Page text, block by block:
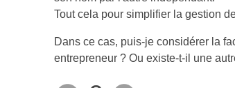
Tout cela pour simplifier la gestion
Dans ce cas, puis-je considérer la
entrepreneur ? Ou existe-t-il une